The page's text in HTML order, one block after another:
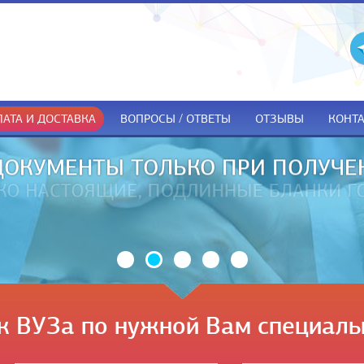
И ДОСТАВКА ВОПРОСЫ / ОТВЕТЫ ОТЗЫВЫ
ТОЛЬКО ПРИ
ВУЗа по нужной Вам